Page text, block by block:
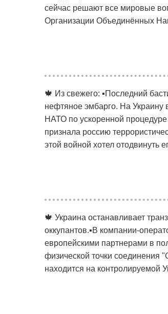
сейчас решают все мировые
Организации Объединённых
🍁 Из свежего: ▪️Последний
нефтяное эмбарго. На
НАТО по ускоренной
признала россию
этой войной хотел отодвинуть
🍁 Украина останавливает
оккупантов.▪️В компании-
европейскими партнерами в
физической точки соединения
находится на контролируемой